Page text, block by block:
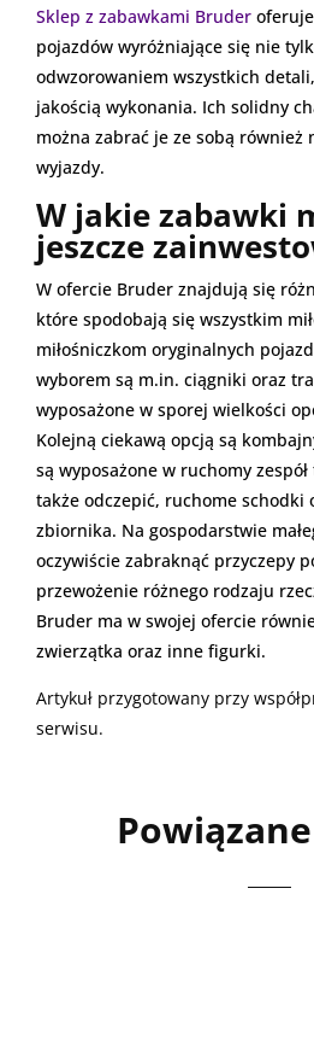
Sklep z zabawkami Bruder
pojazdów wyróżniające się nie
odwzorowaniem wszystkich
jakością wykonania. Ich solidny
można zabrać je ze sobą również
wyjazdy.
W jakie zabawki
jeszcze
W ofercie Bruder znajdują się
które spodobają się wszystkim
miłośniczkom oryginalnych
wyborem są m.in. ciągniki oraz
wyposażone w sporej wielkości
Kolejną ciekawą opcją są
są wyposażone w ruchomy
także odczepić, ruchome schodki
zbiornika. Na gospodarstwie
oczywiście zabraknąć przyczepy
przewożenie różnego rodzaju
Bruder ma w swojej ofercie
zwierzątka oraz inne figurki.
Artykuł przygotowany przy
serwisu.